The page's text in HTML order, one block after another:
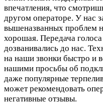
впечатления, что
другом операторе. У нас
вышеназванных проблем
хорошая. Передача
дозванивались до нас.
на наши звонки быстро и
нашими просьбы об
даже популярные
может рекомендовать
негативные отзывы.